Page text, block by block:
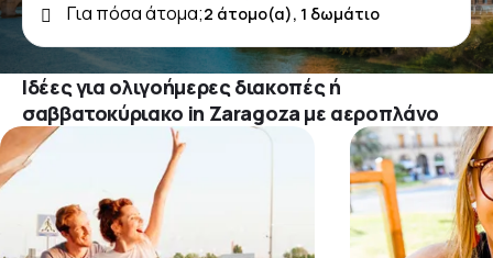
Για πόσα άτομα;
Ιδέες για ολιγοήμερες διακοπές ή
σαββατοκύριακο in Zaragoza με αεροπλάνο